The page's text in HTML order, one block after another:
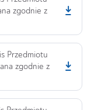
zgodnie z
Przedmiotu
zgodnie z